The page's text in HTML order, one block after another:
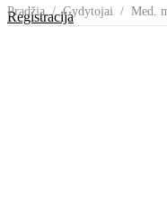
Registracija
Pradžia/Gydytojai / Med.